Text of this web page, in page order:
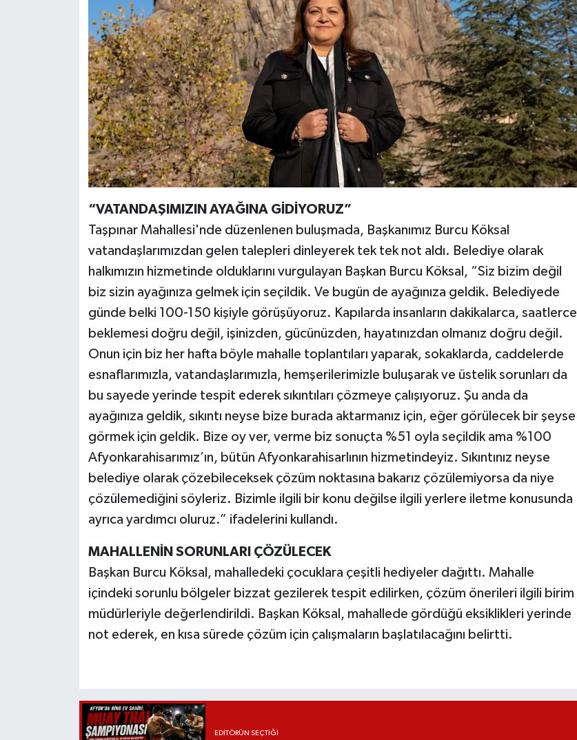
“VATANDAŞIMIZIN AYAĞINA GİDİYORUZ”
Taşpınar Mahallesi'nde düzenlenen buluşmada, Başkanımız Burcu Köksal
vatandaşlarımızdan gelen talepleri dinleyerek tek tek not aldı. Belediye olarak
halkımızın hizmetinde olduklarını vurgulayan Başkan Burcu Köksal, “Siz bizim değil
biz sizin ayağınıza gelmek için seçildik. Ve bugün de ayağınıza geldik. Belediyede
günde belki 100-150 kişiyle görüşüyoruz. Kapılarda insanların dakikalarca, saatlerce
beklemesi doğru değil, işinizden, gücünüzden, hayatınızdan olmanız doğru değil.
Onun için biz her hafta böyle mahalle toplantıları yaparak, sokaklarda, caddelerde
esnaflarımızla, vatandaşlarımızla, hemşerilerimizle buluşarak ve üstelik sorunları da
bu sayede yerinde tespit ederek sıkıntıları çözmeye çalışıyoruz. Şu anda da
ayağınıza geldik, sıkıntı neyse bize burada aktarmanız için, eğer görülecek bir şeyse
görmek için geldik. Bize oy ver, verme biz sonuçta %51 oyla seçildik ama %100
Afyonkarahisarımız’ın, bütün Afyonkarahisarlının hizmetindeyiz. Sıkıntınız neyse
belediye olarak çözebileceksek çözüm noktasına bakarız çözülemiyorsa da niye
çözülemediğini söyleriz. Bizimle ilgili bir konu değilse ilgili yerlere iletme konusunda
ayrıca yardımcı oluruz.” ifadelerini kullandı.
MAHALLENİN SORUNLARI ÇÖZÜLECEK
Başkan Burcu Köksal, mahalledeki çocuklara çeşitli hediyeler dağıttı. Mahalle
içindeki sorunlu bölgeler bizzat gezilerek tespit edilirken, çözüm önerileri ilgili birim
müdürleriyle değerlendirildi. Başkan Köksal, mahallede gördüğü eksiklikleri yerinde
not ederek, en kısa sürede çözüm için çalışmaların başlatılacağını belirtti.
EDITÖRÜN SEÇTIĞI